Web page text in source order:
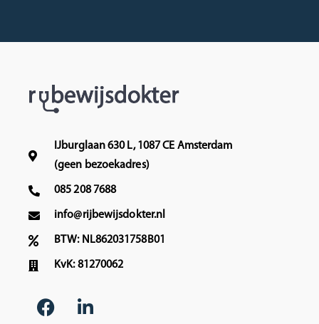
IJburglaan 630 L, 1087 CE Amsterdam
(geen bezoekadres)
085 208 7688
info@rijbewijsdokter.nl
BTW: NL862031758B01
KvK: 81270062